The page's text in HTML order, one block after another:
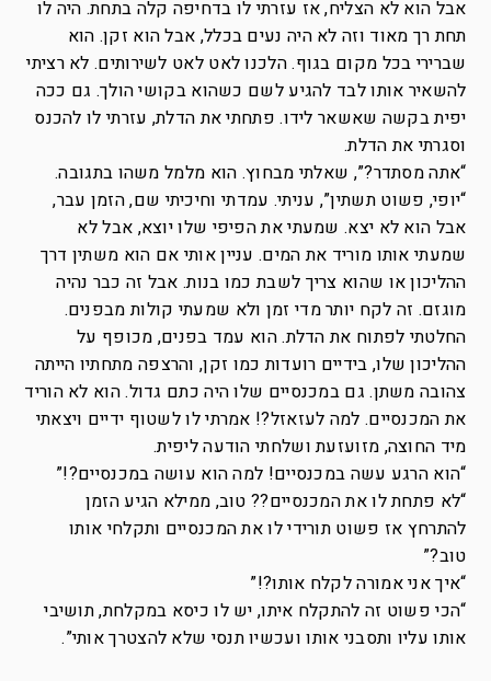
אבל הוא לא הצליח, אז עזרתי לו בדחיפה קלה בתחת. היה לו
תחת רך מאוד וזה לא היה נעים בכלל, אבל הוא זקן. הוא
שברירי בכל מקום בגוף. הלכנו לאט לאט לשירותים. לא רציתי
להשאיר אותו לבד להגיע לשם כשהוא בקושי הולך. גם ככה
יפית בקשה שאשאר לידו. פתחתי את הדלת, עזרתי לו להכנס
וסגרתי את הדלת.
“אתה מסתדר?”, שאלתי מבחוץ. הוא מלמל משהו בתגובה.
“יופי, פשוט תשתין”, עניתי. עמדתי וחיכיתי שם, הזמן עבר,
אבל הוא לא יצא. שמעתי את הפיפי שלו יוצא, אבל לא
שמעתי אותו מוריד את המים. עניין אותי אם הוא משתין דרך
ההליכון או שהוא צריך לשבת כמו בנות. אבל זה כבר נהיה
מוגזם. זה לקח יותר מדי זמן ולא שמעתי קולות מבפנים.
החלטתי לפתוח את הדלת. הוא עמד בפנים, מכופף על
ההליכון שלו, בידיים רועדות כמו זקן, והרצפה מתחתיו הייתה
צהובה משתן. גם במכנסיים שלו היה כתם גדול. הוא לא הוריד
את המכנסיים. למה לעזאזל?! אמרתי לו לשטוף ידיים ויצאתי
מיד החוצה, מזועזעת ושלחתי הודעה ליפית.
“הוא הרגע עשה במכנסיים! למה הוא עושה במכנסיים?!”
“לא פתחת לו את המכנסיים?? טוב, ממילא הגיע הזמן
להתרחץ אז פשוט תורידי לו את המכנסיים ותקלחי אותו
טוב?”
“איך אני אמורה לקלח אותו?!”
“הכי פשוט זה להתקלח איתו, יש לו כיסא במקלחת, תושיבי
אותו עליו ותסבני אותו ועכשיו תנסי שלא להצטרך אותי”.